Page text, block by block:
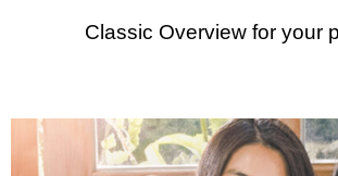
Classic Overview for your